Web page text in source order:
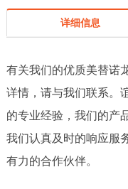
详细信息
有关我们的优质美替诺
详情，请与我们联系。
的专业经验，我们的产
我们认真及时的响应服
有力的合作伙伴。